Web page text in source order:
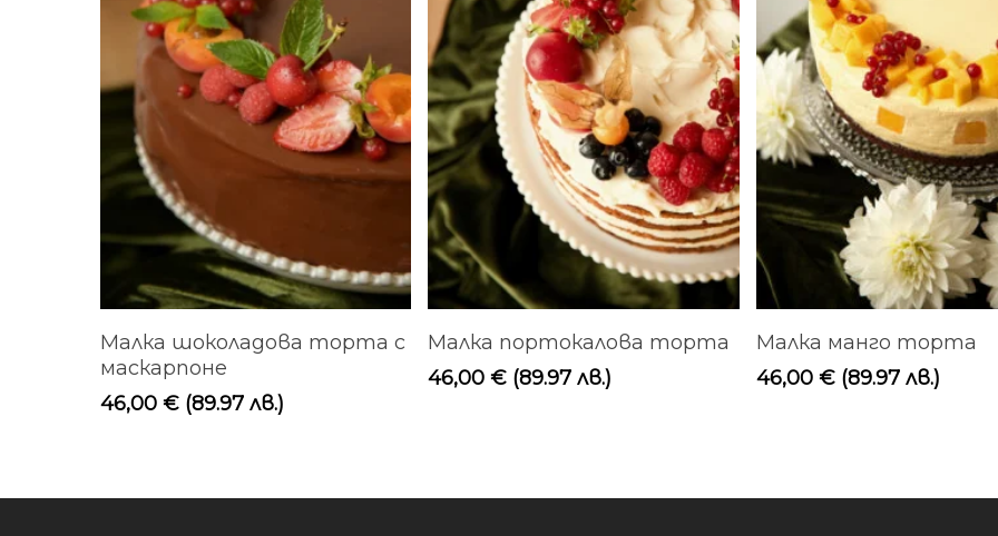
Добавяне В Количката
Малка шоколадова торта с
маскарпоне
46,00 € (89.97 лв.)
Добавяне В Количката
Малка портокалова торта
46,00€ (89.97 лв.)
Малка манго торта
46,00 € (89.97 лв.)